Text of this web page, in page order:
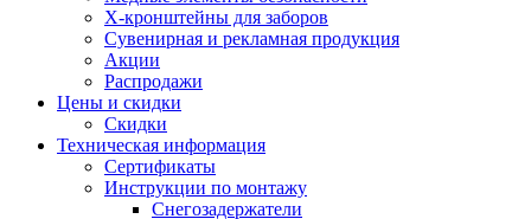
X-кронштейны для заборов
Сувенирная и рекламная продукция
Акции
Распродажи
Цены и скидки
Скидки
Техническая информация
Сертификаты
Инструкции по монтажу
Снегозадержатели